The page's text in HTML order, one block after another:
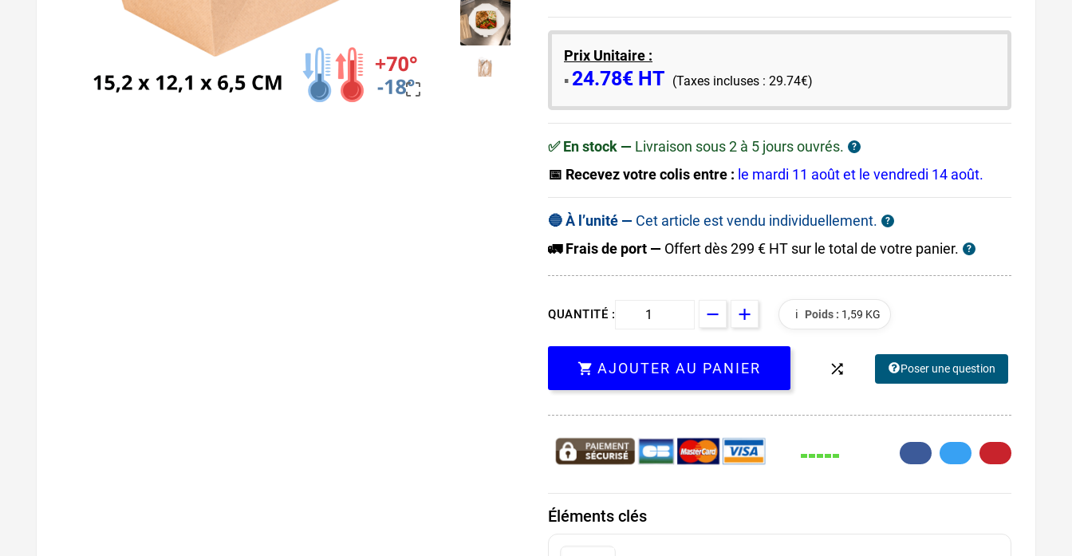

Prix Unitaire :
​▪️​ 24.78€ HT (Taxes incluses : 29.74€)
✅ En stock — Livraison sous 2 à 5 jours ouvrés. ?
📅 Recevez votre colis entre : le mardi 11 août et le vendredi 14 août.
🔵 À l’unité — Cet article est vendu individuellement. ?
🚛 Frais de port — Offert dès 299 € HT sur le total de votre panier. ?
ℹ️ Poids : 1,59 KG
QUANTITÉ :
 AJOUTER AU PANIER  Poser une question
Éléments clés